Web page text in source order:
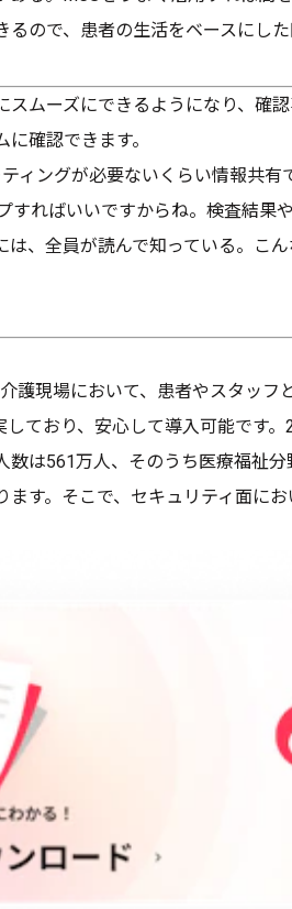
るので、患者の生活をベースにし
スムーズにできるようになり、確
確認できます。
ィングが必要ないくらい情報共
すればいいですからね。検査結果
は、全員が読んで知っている。こ
護現場において、患者やスタッフ
しており、安心して導入可能です
数は561万人、そのうち医療福祉
ます。そこで、セキュリティ面に